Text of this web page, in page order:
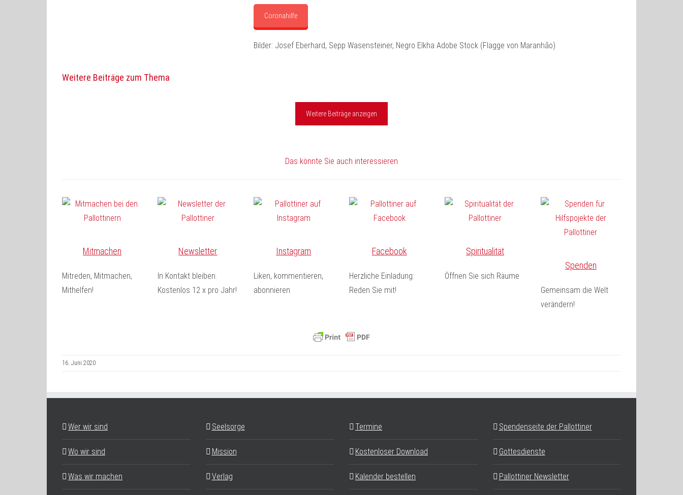
Coronahilfe
Bilder: Josef Eberhard, Sepp Wasensteiner, Negro Elkha Adobe Stock (Flagge von Maranhão)
Weitere Beiträge zum Thema
Weitere Beiträge anzeigen
Das könnte Sie auch interessieren
Mitmachen
Mitreden, Mitmachen,
Mithelfen!
Newsletter
In Kontakt bleiben.
Kostenlos 12 x pro Jahr!
Instagram
Liken, kommentieren,
abonnieren
Facebook
Herzliche Einladung:
Reden Sie mit!
Spiritualität
Öffnen Sie sich Räume
Spenden
Gemeinsam die Welt
verändern!
16. Juni 2020
Wer wir sind
Wo wir sind
Was wir machen
Seelsorge
Mission
Verlag
Termine
Kostenloser Download
Kalender bestellen
Spendenseite der Pallottiner
Gottesdienste
Pallottiner Newsletter